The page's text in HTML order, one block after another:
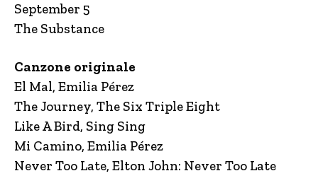
September 5
The Substance
Canzone originale
El Mal, Emilia Pérez
The Journey, The Six Triple Eight
Like A Bird, Sing Sing
Mi Camino, Emilia Pérez
Never Too Late, Elton John: Never Too Late